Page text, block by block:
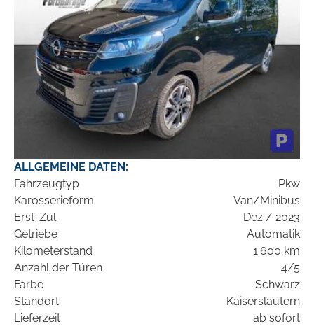
ALLGEMEINE DATEN:
Fahrzeugtyp
Pkw
Karosserieform
Van/Minibus
Erst-Zul.
Dez / 2023
Getriebe
Automatik
Kilometerstand
1.600 km
Anzahl der Türen
4/5
Farbe
Schwarz
Standort
Kaiserslautern
Lieferzeit
ab sofort